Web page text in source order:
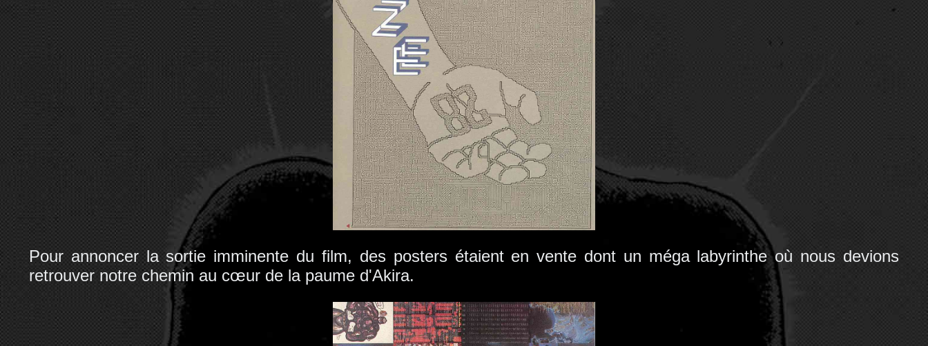
Pour annoncer la sortie imminente du film, des posters étaient en vente dont un méga labyrinthe où nous devions
retrouver notre chemin au cœur de la paume d'Akira.